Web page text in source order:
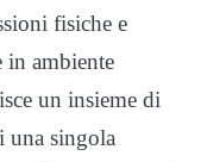
fisiche e
in ambiente
un insieme di
una singola